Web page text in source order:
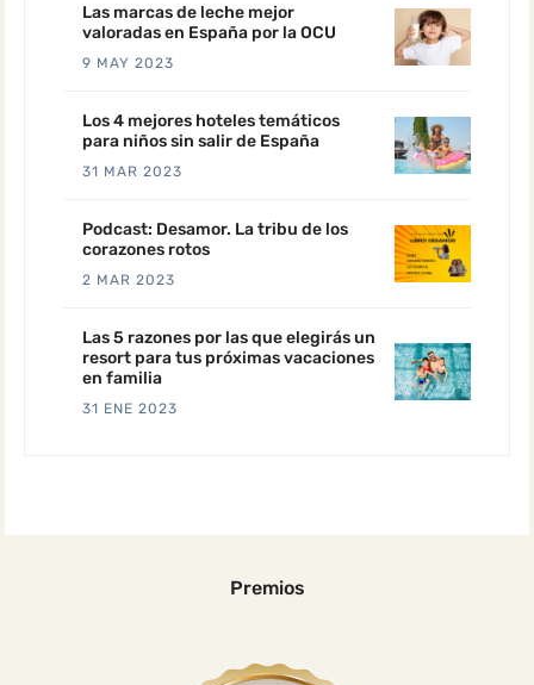
Las marcas de leche mejor
valoradas en España por la OCU
9 MAY 2023
Los 4 mejores hoteles temáticos
para niños sin salir de España
31 MAR 2023
Podcast: Desamor. La tribu de los
corazones rotos
2 MAR 2023
Las 5 razones por las que elegirás un
resort para tus próximas vacaciones
en familia
31 ENE 2023
Premios